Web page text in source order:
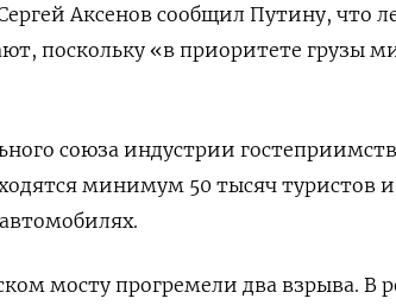
Аксенов сообщил Путину, что
поскольку «в приоритете грузы
союза индустрии
минимум 50 тысяч туристов
моступрогремели два взрыва. В